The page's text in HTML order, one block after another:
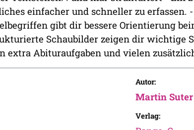
einfacher und schneller zu erfassen.
gibt dir bessere Orientierung
Schaubilder zeigen dir wichtige
extra Abituraufgaben und vielen
Autor:
Martin Suter
Verlag: